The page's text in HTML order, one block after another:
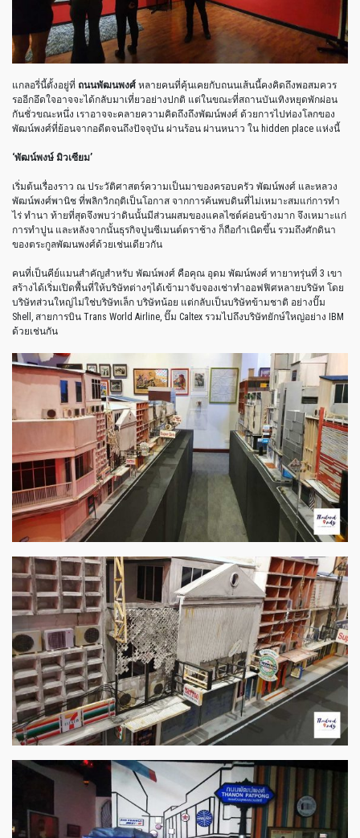
แกลอรี่นี้ตั้งอยู่ที่ ถนนพัฒนพงศ์​ หลายคนที่คุ้นเคยกับถนนเส้นนี้คงคิดถึงพอสมควร
รออีกอึดใจอาจจะได้กลับมาเที่ยวอย่างปกติ แต่ในขณะที่สถานบันเทิงหยุดพักผ่อน
กันชั่วขณะหนึ่ง เราอาจจะคลายความคิดถึงถึงพัฒน์พงศ์ ด้วยการไปท่องโลกของ
พัฒน์พงศ์ที่ย้อนจากอดีตจนถึงปัจจุบัน ผ่านร้อน ผ่านหนาว ใน hidden place แห่งนี้
‘พัฒน์พงษ์ มิวเซียม’
เริ่มต้นเรื่องราว ณ ประวัติศาสตร์ความเป็นมาของครอบครัว พัฒน์พงศ์ และหลวง
พัฒน์พงศ์พานิช ที่พลิกวิกฤติเป็นโอกาส จากการค้นพบดินที่ไม่เหมาะสมแก่การทำ
ไร่ ทำนา ท้ายที่สุดจึงพบว่าดินนั้นมีส่วนผสมของแคลไซต์ค่อนข้างมาก จึงเหมาะแก่
การทำปูน และหลังจากนั้นธุรกิจปูนซีเมนต์ตราช้าง ก็ถือกำเนิดขึ้น รวมถึงศักดินา
ของตระกูลพัฒนพงศ์ด้วยเช่นเดียวกัน
คนที่เป็นคีย์แมนสำคัญสำหรับ พัฒน์พงศ์ คือคุณ อุดม พัฒน์พงศ์ ทายาทรุ่นที่ 3 เขา
สร้างได้เริ่มเปิดพื้นที่ให้บริษัทต่างๆได้เข้ามาจับจองเช่าทำออฟฟิศหลายบริษัท โดย
บริษัทส่วนใหญ่ไม่ใช่บริษัทเล็ก บริษัทน้อย แต่กลับเป็นบริษัทข้ามชาติ อย่างปั๊ม
Shell, สายการบิน Trans World Airline, ปั๊ม Caltex รวมไปถึงบริษัทยักษ์ใหญ่อย่าง IBM
ด้วยเช่นกัน